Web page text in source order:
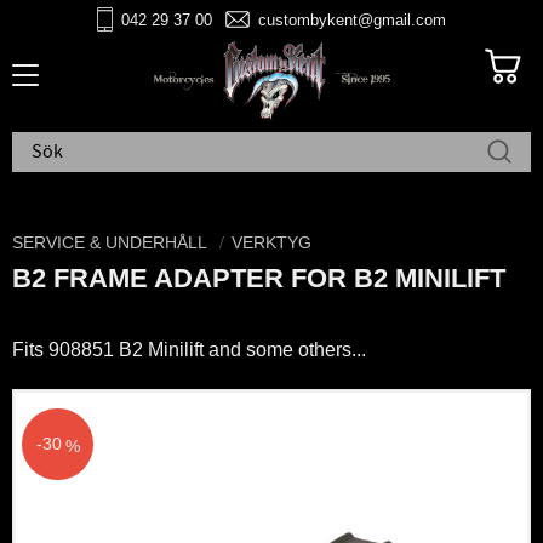
042 29 37 00 custombykent@gmail.com
SERVICE & UNDERHÅLL VERKTYG
B2 FRAME ADAPTER FOR B2 MINILIFT
Fits 908851 B2 Minilift and some others...
30 %